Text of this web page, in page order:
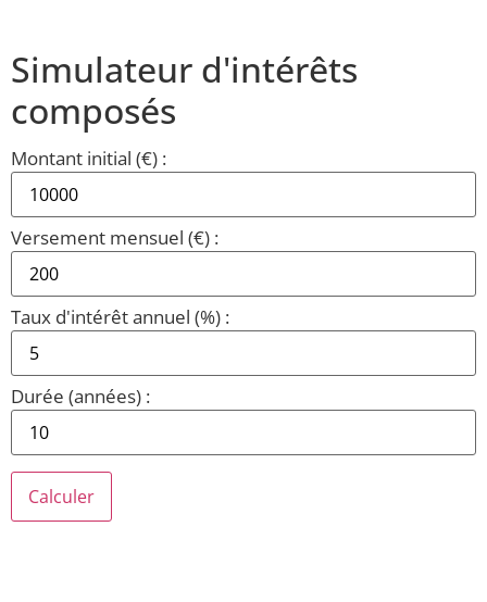
Simulateur d'intérêts
composés
Montant initial (€) :
Versement mensuel (€) :
Taux d'intérêt annuel (%) :
Durée (années) :
Calculer